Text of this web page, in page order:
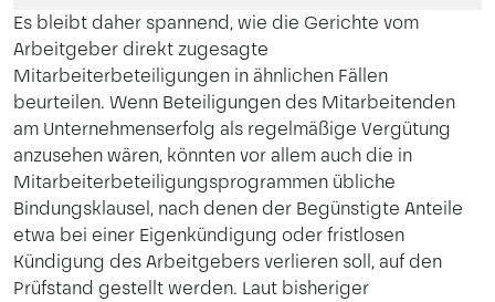
Es bleibt daher spannend, wie die Gerichte vom
Arbeitgeber direkt zugesagte
Mitarbeiterbeteiligungen in ähnlichen Fällen
beurteilen. Wenn Beteiligungen des Mitarbeitenden
am Unternehmenserfolg als regelmäßige Vergütung
anzusehen wären, könnten vor allem auch die in
Mitarbeiterbeteiligungsprogrammen übliche
Bindungsklausel, nach denen der Begünstigte Anteile
etwa bei einer Eigenkündigung oder fristlosen
Kündigung des Arbeitgebers verlieren soll, auf den
Prüfstand gestellt werden. Laut bisheriger